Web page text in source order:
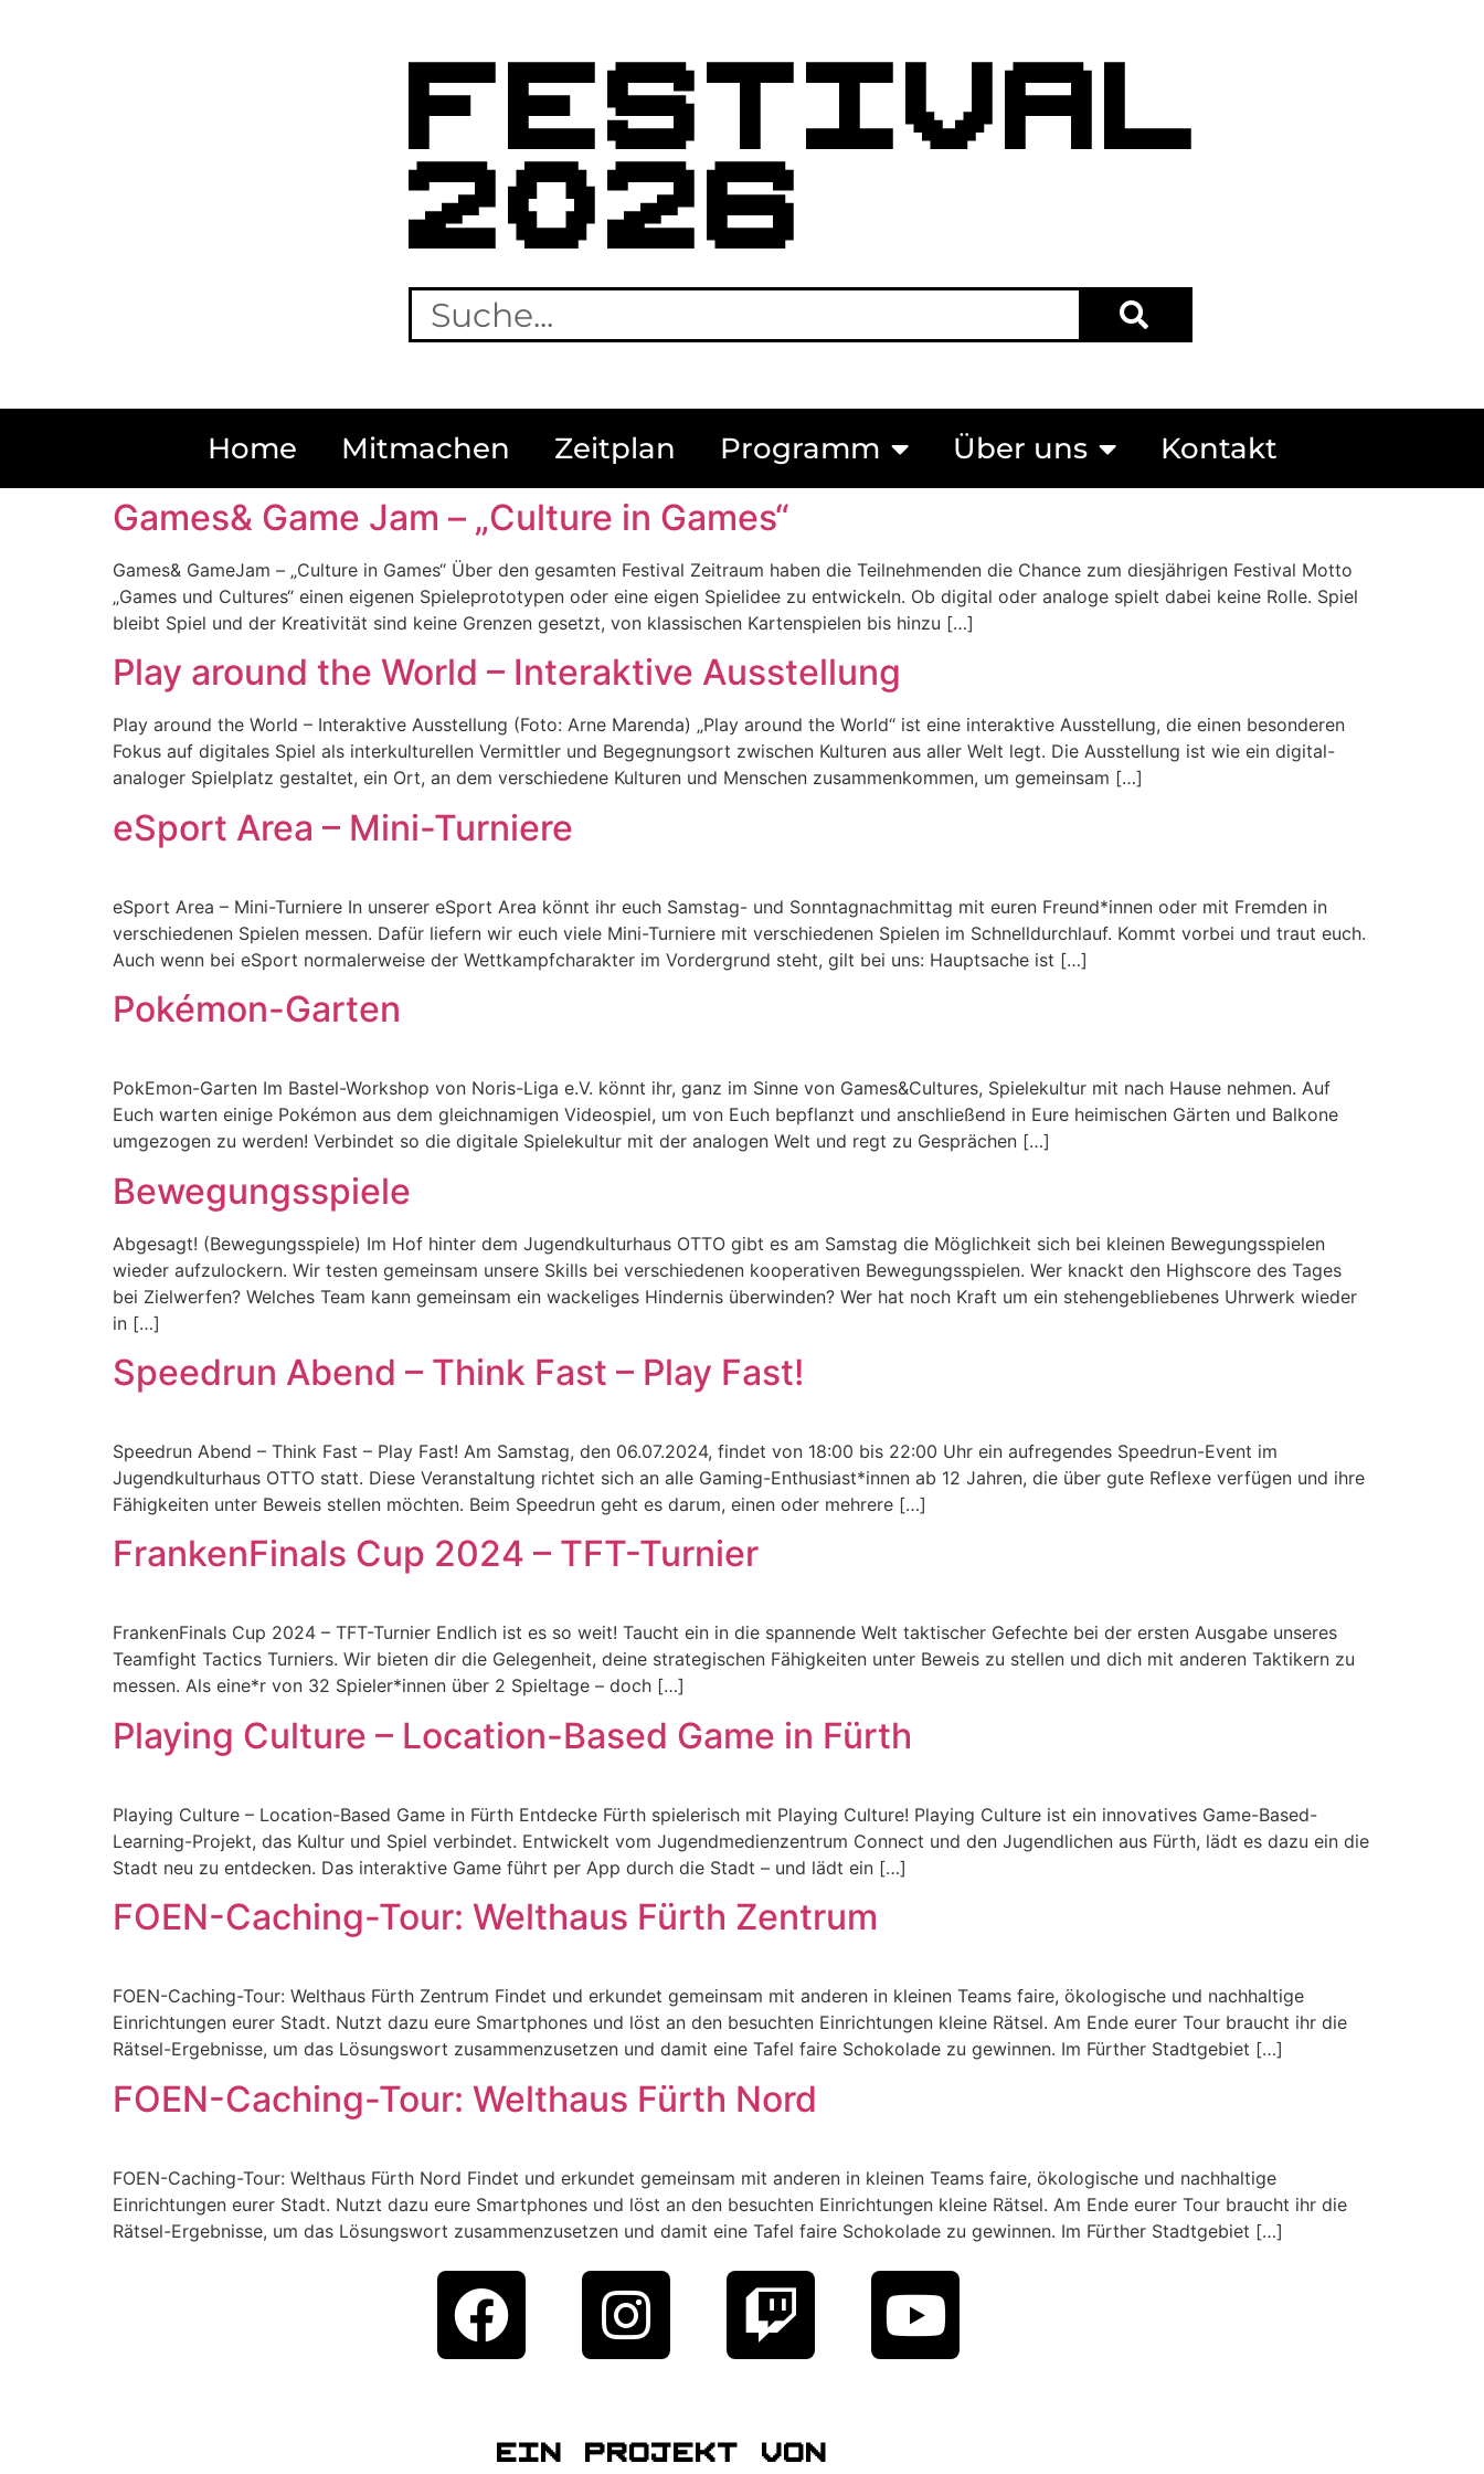
FESTIVAL
2026
Home Mitmachen Zeitplan Programm Über uns Kontakt
Games& Game Jam – „Culture in Games“
Games& GameJam – „Culture in Games“ Über den gesamten Festival Zeitraum haben die Teilnehmenden die Chance zum diesjährigen Festival Motto
„Games und Cultures“ einen eigenen Spieleprototypen oder eine eigen Spielidee zu entwickeln. Ob digital oder analoge spielt dabei keine Rolle. Spiel
bleibt Spiel und der Kreativität sind keine Grenzen gesetzt, von klassischen Kartenspielen bis hinzu […]
Play around the World – Interaktive Ausstellung
Play around the World – Interaktive Ausstellung (Foto: Arne Marenda) „Play around the World“ ist eine interaktive Ausstellung, die einen besonderen
Fokus auf digitales Spiel als interkulturellen Vermittler und Begegnungsort zwischen Kulturen aus aller Welt legt. Die Ausstellung ist wie ein digital-
analoger Spielplatz gestaltet, ein Ort, an dem verschiedene Kulturen und Menschen zusammenkommen, um gemeinsam […]
eSport Area – Mini-Turniere
eSport Area – Mini-Turniere In unserer eSport Area könnt ihr euch Samstag- und Sonntagnachmittag mit euren Freund*innen oder mit Fremden in
verschiedenen Spielen messen. Dafür liefern wir euch viele Mini-Turniere mit verschiedenen Spielen im Schnelldurchlauf. Kommt vorbei und traut euch.
Auch wenn bei eSport normalerweise der Wettkampfcharakter im Vordergrund steht, gilt bei uns: Hauptsache ist […]
Pokémon-Garten
PokEmon-Garten Im Bastel-Workshop von Noris-Liga e.V. könnt ihr, ganz im Sinne von Games&Cultures, Spielekultur mit nach Hause nehmen. Auf
Euch warten einige Pokémon aus dem gleichnamigen Videospiel, um von Euch bepflanzt und anschließend in Eure heimischen Gärten und Balkone
umgezogen zu werden! Verbindet so die digitale Spielekultur mit der analogen Welt und regt zu Gesprächen […]
Bewegungsspiele
Abgesagt! (Bewegungsspiele) Im Hof hinter dem Jugendkulturhaus OTTO gibt es am Samstag die Möglichkeit sich bei kleinen Bewegungsspielen
wieder aufzulockern. Wir testen gemeinsam unsere Skills bei verschiedenen kooperativen Bewegungsspielen. Wer knackt den Highscore des Tages
bei Zielwerfen? Welches Team kann gemeinsam ein wackeliges Hindernis überwinden? Wer hat noch Kraft um ein stehengebliebenes Uhrwerk wieder
in […]
Speedrun Abend – Think Fast – Play Fast!
Speedrun Abend – Think Fast – Play Fast! Am Samstag, den 06.07.2024, findet von 18:00 bis 22:00 Uhr ein aufregendes Speedrun-Event im
Jugendkulturhaus OTTO statt. Diese Veranstaltung richtet sich an alle Gaming-Enthusiast*innen ab 12 Jahren, die über gute Reflexe verfügen und ihre
Fähigkeiten unter Beweis stellen möchten. Beim Speedrun geht es darum, einen oder mehrere […]
FrankenFinals Cup 2024 – TFT-Turnier
FrankenFinals Cup 2024 – TFT-Turnier Endlich ist es so weit! Taucht ein in die spannende Welt taktischer Gefechte bei der ersten Ausgabe unseres
Teamfight Tactics Turniers. Wir bieten dir die Gelegenheit, deine strategischen Fähigkeiten unter Beweis zu stellen und dich mit anderen Taktikern zu
messen. Als eine*r von 32 Spieler*innen über 2 Spieltage – doch […]
Playing Culture – Location-Based Game in Fürth
Playing Culture – Location-Based Game in Fürth Entdecke Fürth spielerisch mit Playing Culture! Playing Culture ist ein innovatives Game-Based-
Learning-Projekt, das Kultur und Spiel verbindet. Entwickelt vom Jugendmedienzentrum Connect und den Jugendlichen aus Fürth, lädt es dazu ein die
Stadt neu zu entdecken. Das interaktive Game führt per App durch die Stadt – und lädt ein […]
FOEN-Caching-Tour: Welthaus Fürth Zentrum
FOEN-Caching-Tour: Welthaus Fürth Zentrum Findet und erkundet gemeinsam mit anderen in kleinen Teams faire, ökologische und nachhaltige
Einrichtungen eurer Stadt. Nutzt dazu eure Smartphones und löst an den besuchten Einrichtungen kleine Rätsel. Am Ende eurer Tour braucht ihr die
Rätsel-Ergebnisse, um das Lösungswort zusammenzusetzen und damit eine Tafel faire Schokolade zu gewinnen. Im Fürther Stadtgebiet […]
FOEN-Caching-Tour: Welthaus Fürth Nord
FOEN-Caching-Tour: Welthaus Fürth Nord Findet und erkundet gemeinsam mit anderen in kleinen Teams faire, ökologische und nachhaltige
Einrichtungen eurer Stadt. Nutzt dazu eure Smartphones und löst an den besuchten Einrichtungen kleine Rätsel. Am Ende eurer Tour braucht ihr die
Rätsel-Ergebnisse, um das Lösungswort zusammenzusetzen und damit eine Tafel faire Schokolade zu gewinnen. Im Fürther Stadtgebiet […]
Ein Projekt Von